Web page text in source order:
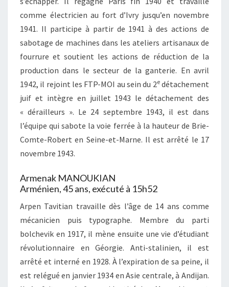
comme électricien au fort d’Ivry jusqu’en novembre
1941. Il participe à partir de 1941 à des actions de
sabotage de machines dans les ateliers artisanaux de
fourrure et soutient les actions de réduction de la
production dans le secteur de la ganterie. En avril
1942, il rejoint les FTP-MOI au sein du 2edétachement
juif et intègre en juillet 1943 le détachement des
« dérailleurs ». Le 24 septembre 1943, il est dans
l’équipe qui sabote la voie ferrée à la hauteur de Brie-
Comte-Robert en Seine-et-Marne. Il est arrêté le 17
novembre 1943.
Armenak MANOUKIAN
Arménien, 45 ans, exécuté à 15h52
Arpen Tavitian travaille dès l’âge de 14 ans comme
mécanicien puis typographe. Membre du parti
bolchevik en 1917, il mène ensuite une vie d’étudiant
révolutionnaire en Géorgie. Anti-stalinien, il est
arrêté et interné en 1928. À l’expiration de sa peine, il
est relégué en janvier 1934 en Asie centrale, à Andijan.